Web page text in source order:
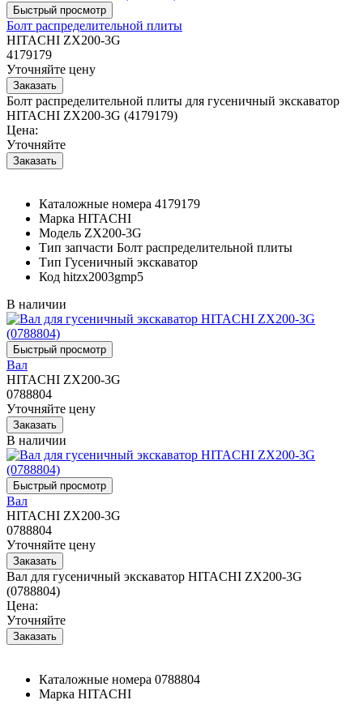
Болт распределительной плиты
HITACHI ZX200-3G
4179179
Уточняйте цену
Болт распределительной плиты для гусеничный экскаватор
HITACHI ZX200-3G (4179179)
Цена:
Уточняйте
Каталожные номера 4179179
Марка HITACHI
Модель ZX200-3G
Тип запчасти Болт распределительной плиты
Тип Гусеничный экскаватор
Код hitzx2003gmp5
В наличии
Вал
HITACHI ZX200-3G
0788804
Уточняйте цену
В наличии
Вал
HITACHI ZX200-3G
0788804
Уточняйте цену
Вал для гусеничный экскаватор HITACHI ZX200-3G
(0788804)
Цена:
Уточняйте
Каталожные номера 0788804
Марка HITACHI